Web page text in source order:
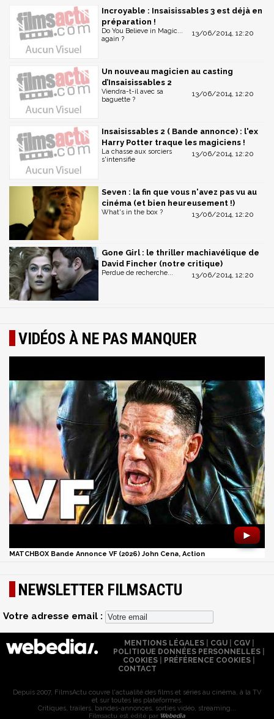
Incroyable : Insaisissables 3 est déjà en
préparation !
13/06/2014, 12:20
Do You Believe in Magic...
again ?
Un nouveau magicien au casting
d’Insaisissables 2
13/06/2014, 12:20
Viendra-t-il avec sa
baguette ?
Insaisissables 2 ( Bande annonce) : l'ex
Harry Potter traque les magiciens !
13/06/2014, 12:20
La chasse aux sorciers
s'intensifie
Seven : la fin que vous n'avez pas vu au
cinéma (et bien heureusement !)
13/06/2014, 12:20
What's in the box ?
Gone Girl : le thriller machiavélique de
David Fincher (notre critique)
13/06/2014, 12:20
Perdue de recherche...
VIDÉOS À NE PAS MANQUER
►
MATCHBOX Bande Annonce VF (2026) John Cena, Action
NEWSLETTER FILMSACTU
Votre adresse email :
MENTIONS LÉGALES| CGU| CGV|
POLITIQUE DONNÉES PERSONNELLES
COOKIES
PRÉFÉRENCE COOKIES
CONTACT
Depuis 2007, FilmsActu couvre l'actualité des films et séries au cinéma, à la TV
et sur toutes les plateformes.
Critiques, trailers, bandes-annonces, sorties vidéo, streaming...
Filmsactu est édité par Webedia